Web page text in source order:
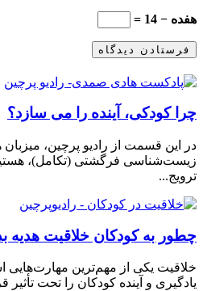
هفده − 14 =
چرا کودکی، آینده را می سازد؟
در این قسمت از رادیو پرچین،
زیست‌شناسی فرگشتی (تکامل)،
ترویج...
چطور به کودکان خلاقیت هدیه
خلاقیت یکی از مهم‌ترین
یادگیری و آینده کودکان را تحت تأثیر